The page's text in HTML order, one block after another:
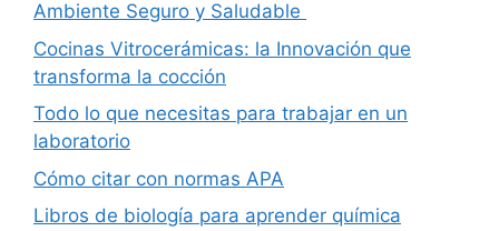
Ambiente Seguro y Saludable
Cocinas Vitrocerámicas: la Innovación que
transforma la cocción
Todo lo que necesitas para trabajar en un
laboratorio
Cómo citar con normas APA
Libros de biología para aprender química